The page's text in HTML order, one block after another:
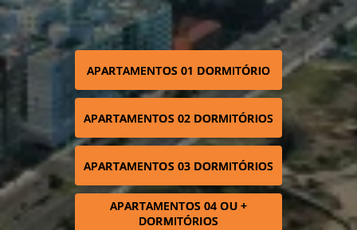
APARTAMENTOS 01 DORMITÓRIO
APARTAMENTOS 02 DORMITÓRIOS
APARTAMENTOS 03 DORMITÓRIOS
APARTAMENTOS 04 OU +
DORMITÓRIOS